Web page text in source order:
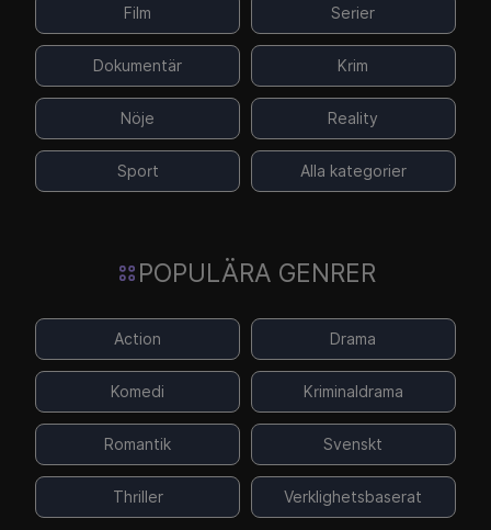
Film Serier
Dokumentär Krim
Nöje Reality
Sport Alla kategorier
POPULÄRA GENRER
Action Drama
Komedi Kriminaldrama
Romantik Svenskt
Thriller Verklighetsbaserat